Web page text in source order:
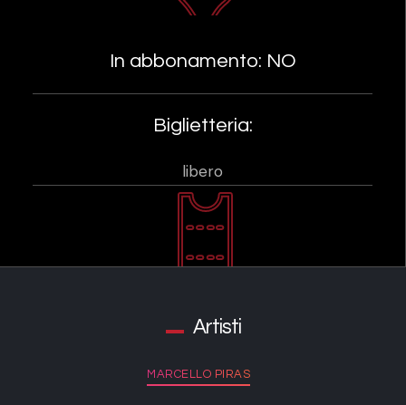
In abbonamento: NO
Biglietteria:
libero
Artisti
MARCELLO PIRAS